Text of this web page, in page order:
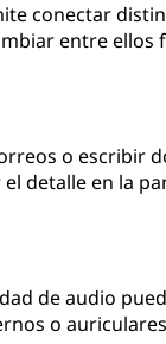
conectar
entre ellos
o escribir
detalle en la
de audio
o